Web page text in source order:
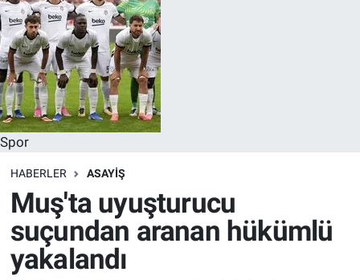
Spor
HABERLER ASAYIŞ
Muş'ta uyuşturucu
suçundan aranan hükümlü
yakalandı